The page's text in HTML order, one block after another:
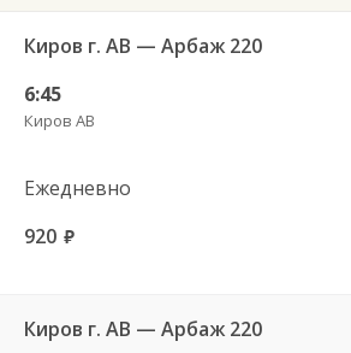
Киров г. АВ — Арбаж 220
6:45
Киров АВ
Ежедневно
920 руб.
Киров г. АВ — Арбаж 220